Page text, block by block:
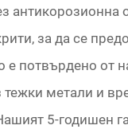
антикорозионна
за да се
е потвърдено от
тежки метали и
5-годишен